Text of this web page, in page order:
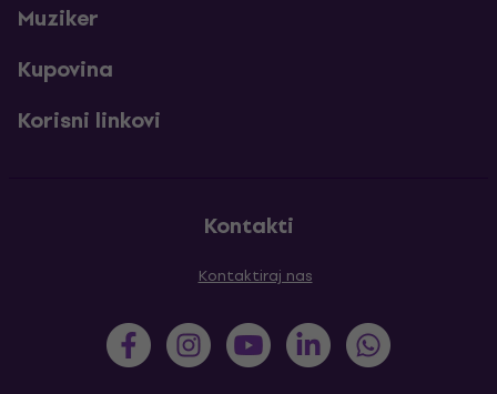
Muziker
Kupovina
Korisni linkovi
Kontakti
Kontaktiraj nas